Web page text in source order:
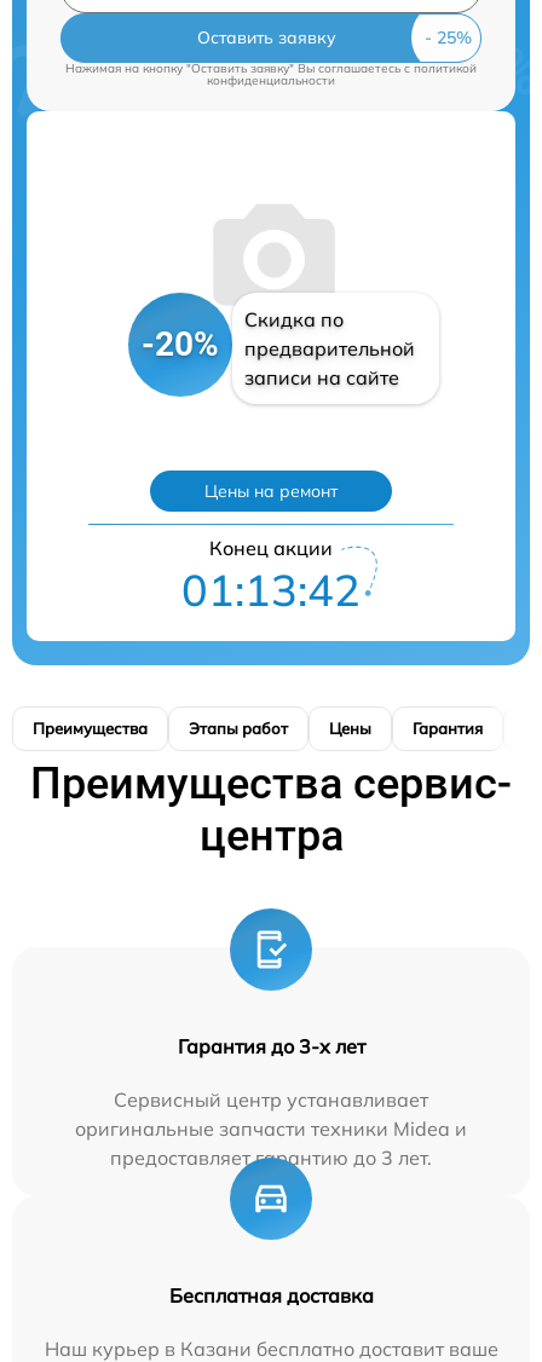
Оставить заявку
Нажимая на кнопку "Оставить заявку" Вы соглашаетесь cполитикой
конфиденциальности
-20%
Скидка по
предварительной
записи на сайте
Цены на ремонт
Конец акции
01:13:41
Преимущества Этапы работ Цены Гарантия
Преимущества сервис-
центра
Гарантия до 3-х лет
Сервисный центр устанавливает
оригинальные запчасти техники Midea и
предоставляет гарантию до 3 лет.
Бесплатная доставка
Наш курьер в Казани бесплатно доставит ваше